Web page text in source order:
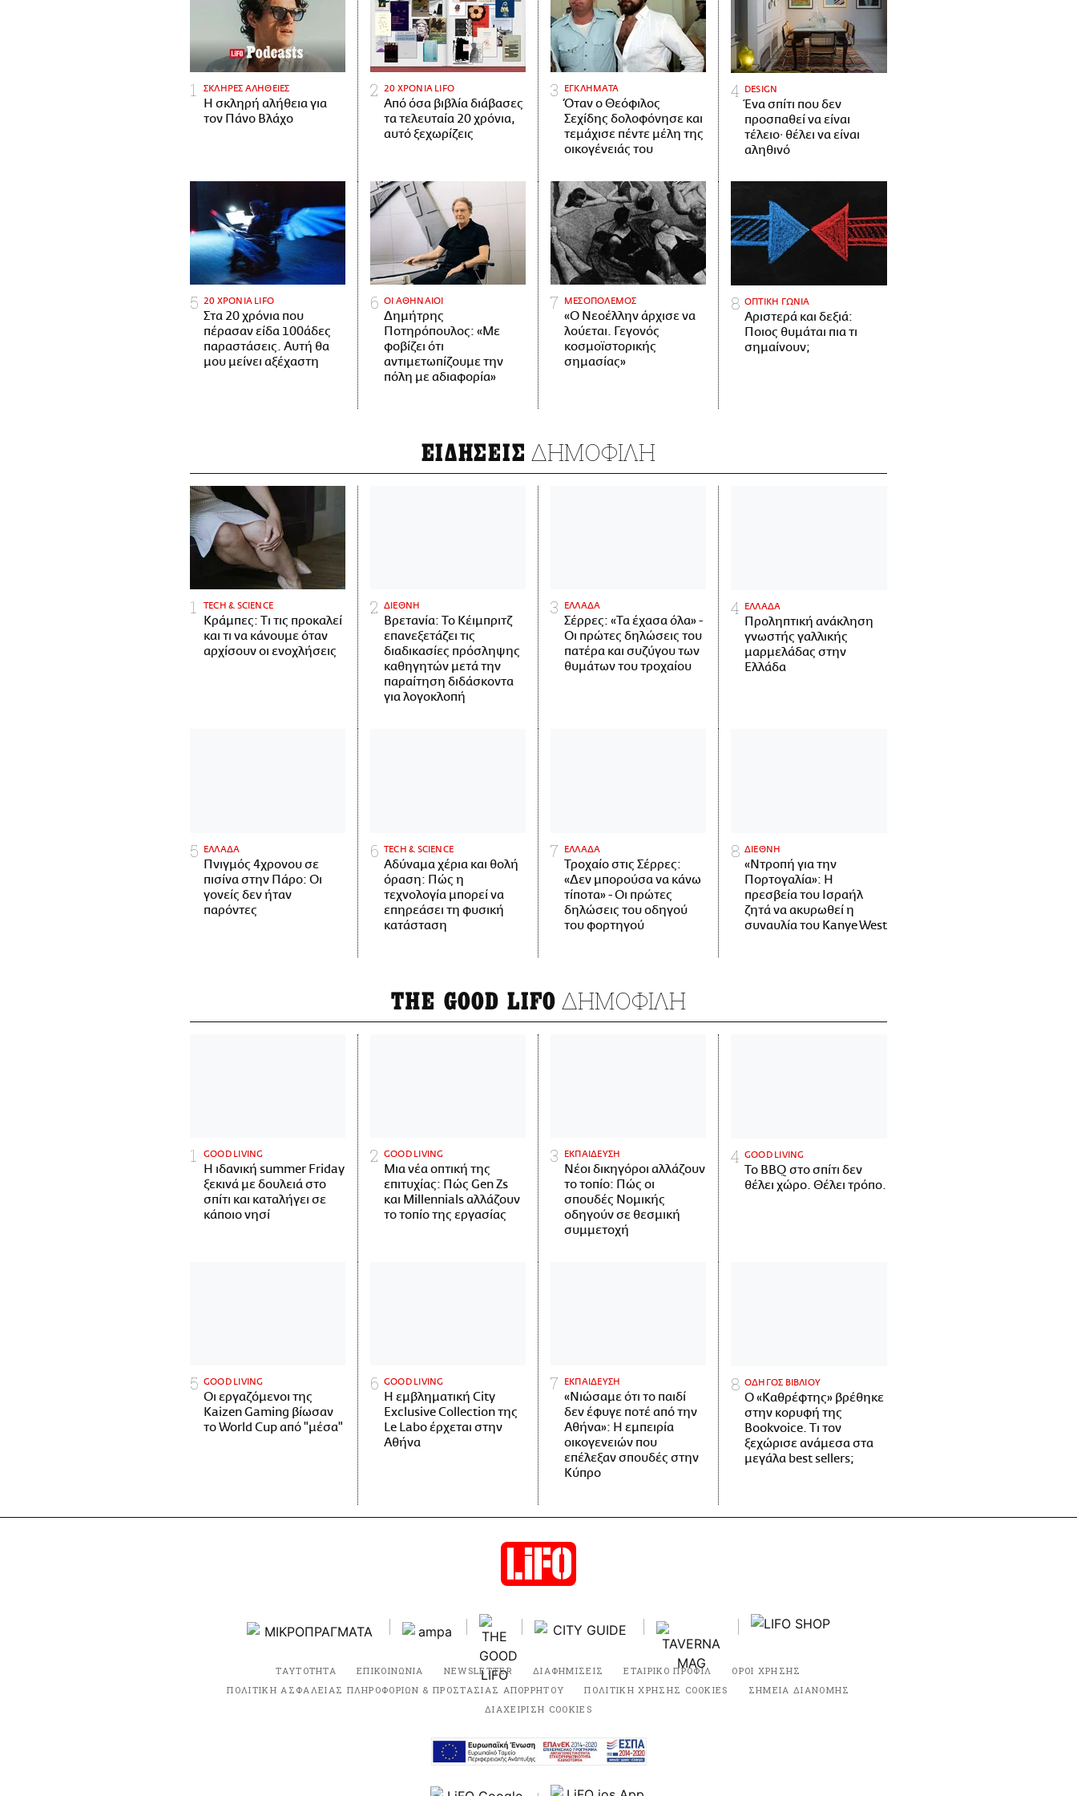
ΣΚΛΗΡΕΣ ΑΛΗΘΕΙΕΣ
H σκληρή αλήθεια για
τον Πάνο Βλάχο
20 ΧΡΟΝΙΑ LIFO
Από όσα βιβλία διάβασες
τα τελευταία 20 χρόνια,
αυτό ξεχωρίζεις
ΕΓΚΛΗΜΑΤΑ
Όταν ο Θεόφιλος
Σεχίδης δολοφόνησε και
τεμάχισε πέντε μέλη της
οικογένειάς του
DESIGN
Ένα σπίτι που δεν
προσπαθεί να είναι
τέλειο· θέλει να είναι
αληθινό
20 ΧΡΟΝΙΑ LIFO
Στα 20 χρόνια που
πέρασαν είδα 100άδες
παραστάσεις. Αυτή θα
μου μείνει αξέχαστη
ΟΙ ΑΘΗΝΑΙΟΙ
Δημήτρης
Ποτηρόπουλος: «Με
φοβίζει ότι
αντιμετωπίζουμε την
πόλη με αδιαφορία»
ΜΕΣΟΠΟΛΕΜΟΣ
«Ο Νεοέλλην άρχισε να
λούεται. Γεγονός
κοσμοϊστορικής
σημασίας»
ΟΠΤΙΚΗ ΓΩΝΙΑ
Αριστερά και δεξιά:
Ποιος θυμάται πια τι
σημαίνουν;
ΕΙΔΗΣΕΙΣ ΔΗΜΟΦΙΛΗ
ΤECH & SCIENCE
Κράμπες: Τι τις προκαλεί
και τι να κάνουμε όταν
αρχίσουν οι ενοχλήσεις
ΔΙΕΘΝΗ
Βρετανία: Το Κέιμπριτζ
επανεξετάζει τις
διαδικασίες πρόσληψης
καθηγητών μετά την
παραίτηση διδάσκοντα
για λογοκλοπή
ΕΛΛΑΔΑ
Σέρρες: «Τα έχασα όλα» -
Οι πρώτες δηλώσεις του
πατέρα και συζύγου των
θυμάτων του τροχαίου
ΕΛΛΑΔΑ
Προληπτική ανάκληση
γνωστής γαλλικής
μαρμελάδας στην
Ελλάδα
ΕΛΛΑΔΑ
Πνιγμός 4χρονου σε
πισίνα στην Πάρο: Οι
γονείς δεν ήταν
παρόντες
ΤECH & SCIENCE
Αδύναμα χέρια και θολή
όραση: Πώς η
τεχνολογία μπορεί να
επηρεάσει τη φυσική
κατάσταση
ΕΛΛΑΔΑ
Τροχαίο στις Σέρρες:
«Δεν μπορούσα να κάνω
τίποτα» - Οι πρώτες
δηλώσεις του οδηγού
του φορτηγού
ΔΙΕΘΝΗ
«Ντροπή για την
Πορτογαλία»: Η
πρεσβεία του Ισραήλ
ζητά να ακυρωθεί η
συναυλία του Kanye West
THE GOOD LIFO ΔΗΜΟΦΙΛΗ
GOOD LIVING
Η ιδανική summer Friday
ξεκινά με δουλειά στο
σπίτι και καταλήγει σε
κάποιο νησί
GOOD LIVING
Μια νέα οπτική της
επιτυχίας: Πώς Gen Zs
και Millennials αλλάζουν
το τοπίο της εργασίας
ΕΚΠΑΙΔΕΥΣΗ
Νέοι δικηγόροι αλλάζουν
το τοπίο: Πώς οι
σπουδές Νομικής
οδηγούν σε θεσμική
συμμετοχή
GOOD LIVING
Το BBQ στο σπίτι δεν
θέλει χώρο. Θέλει τρόπο.
GOOD LIVING
Οι εργαζόμενοι της
Kaizen Gaming βίωσαν
το World Cup από "μέσα"
GOOD LIVING
Η εμβληματική City
Exclusive Collection της
Le Labo έρχεται στην
Αθήνα
ΕΚΠΑΙΔΕΥΣΗ
«Νιώσαμε ότι το παιδί
δεν έφυγε ποτέ από την
Αθήνα»: Η εμπειρία
οικογενειών που
επέλεξαν σπουδές στην
Κύπρο
ΟΔΗΓΟΣ ΒΙΒΛΙΟΥ
Ο «Καθρέφτης» βρέθηκε
στην κορυφή της
Bookvoice. Τι τον
ξεχώρισε ανάμεσα στα
μεγάλα best sellers;
ΤΑΥΤΟΤΗΤΑ ΕΠΙΚΟΙΝΩΝΙΑ NEWSLETTER ΔΙΑΦΗΜΙΣΕΙΣ ΕΤΑΙΡΙΚΟ ΠΡΟΦΙΛ
ΟΡΟΙ ΧΡΗΣΗΣ
ΠΟΛΙΤΙΚΗ ΑΣΦΑΛΕΙΑΣ ΠΛΗΡΟΦΟΡΙΩΝ & ΠΡΟΣΤΑΣΙΑΣ ΑΠΟΡΡΗΤΟΥ
ΠΟΛΙΤΙΚΗ ΧΡΗΣΗΣ COOKIES
ΣΗΜΕΙΑ ΔΙΑΝΟΜΗΣ
ΔΙΑΧΕΙΡΙΣΗ COOKIES